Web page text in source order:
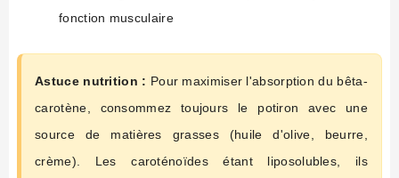
fonction musculaire
Astuce nutrition : Pour maximiser l'absorption du bêta-
carotène, consommez toujours le potiron avec une
source de matières grasses (huile d'olive, beurre,
crème). Les caroténoïdes étant liposolubles, ils